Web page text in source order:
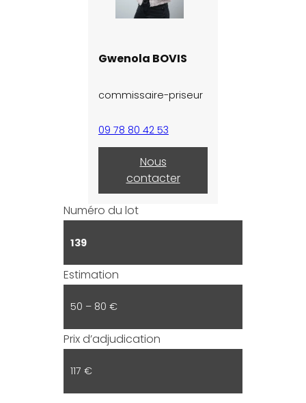
Gwenola BOVIS
commissaire-priseur
09 78 80 42 53
Nous
contacter
Numéro du lot
139
Estimation
50 – 80 €
Prix d’adjudication
117 €